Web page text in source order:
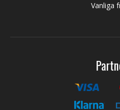
Vanliga